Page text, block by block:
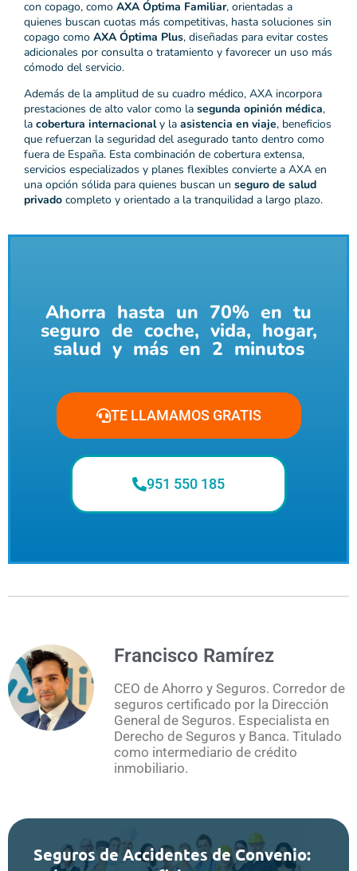
con copago, como AXA Óptima Familiar, orientadas a
quienes buscan cuotas más competitivas, hasta soluciones sin
copago como AXA Óptima Plus, diseñadas para evitar costes
adicionales por consulta o tratamiento y favorecer un uso más
cómodo del servicio.
Además de la amplitud de su cuadro médico, AXA incorpora
prestaciones de alto valor como la segunda opinión médica,
la cobertura internacionaly la asistencia en viaje, beneficios
que refuerzan la seguridad del asegurado tanto dentro como
fuera de España. Esta combinación de cobertura extensa,
servicios especializados y planes flexibles convierte a AXA en
una opción sólida para quienes buscan un seguro de salud
privado completo y orientado a la tranquilidad a largo plazo.
Ahorra hasta un 70% en tu
seguro de coche, vida, hogar,
salud y más en 2 minutos
TE LLAMAMOS GRATIS
951 550 185
Francisco Ramírez
CEO de Ahorro y Seguros. Corredor de
seguros certificado por la Dirección
General de Seguros. Especialista en
Derecho de Seguros y Banca. Titulado
como intermediario de crédito
inmobiliario.
Seguros de Accidentes de Convenio: